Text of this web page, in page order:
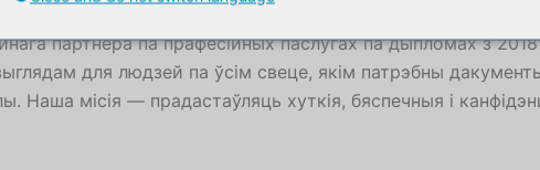
www.DiplomaShops.com
партнёра па прафесійных паслугах па дыпломах з
для людзей па ўсім свеце, якім патрэбны
Наша місія — прадастаўляць хуткія, бяспечныя і